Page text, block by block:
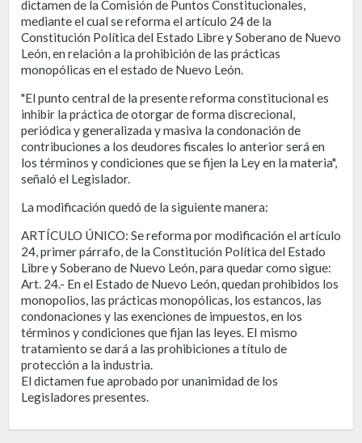
dictamen de la Comisión de Puntos Constitucionales,
mediante el cual se reforma el artículo 24 de la
Constitución Política del Estado Libre y Soberano de Nuevo
León, en relación a la prohibición de las prácticas
monopólicas en el estado de Nuevo León.
"El punto central de la presente reforma constitucional es
inhibir la práctica de otorgar de forma discrecional,
periódica y generalizada y masiva la condonación de
contribuciones a los deudores fiscales lo anterior será en
los términos y condiciones que se fijen la Ley en la materia",
señaló el Legislador.
La modificación quedó de la siguiente manera:
ARTÍCULO ÚNICO: Se reforma por modificación el artículo
24, primer párrafo, de la Constitución Política del Estado
Libre y Soberano de Nuevo León, para quedar como sigue:
Art. 24.- En el Estado de Nuevo León, quedan prohibidos los
monopolios, las prácticas monopólicas, los estancos, las
condonaciones y las exenciones de impuestos, en los
términos y condiciones que fijan las leyes. EI mismo
tratamiento se dará a las prohibiciones a título de
protección a la industria.
El dictamen fue aprobado por unanimidad de los
Legisladores presentes.